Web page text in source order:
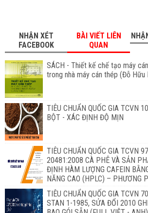
NHẬN XÉT
FACEBOOK
BÀI VIẾT LIÊN
QUAN
SÁCH - Thiết kế chế tạo máy
trong nhà máy cán thép (Đỗ Hữu
TIÊU CHUẨN QUỐC GIA TCVN
BỘT - XÁC ĐỊNH ĐỘ MỊN
TIÊU CHUẨN QUỐC GIA TCVN
20481:2008 CÀ PHÊ VÀ SẢN
ĐỊNH HÀM LƯỢNG CAFEIN
NĂNG CAO (HPLC) – PHƯƠNG
TIÊU CHUẨN QUỐC GIA TCVN
STAN 1-1985, SỬA ĐỔI 2010